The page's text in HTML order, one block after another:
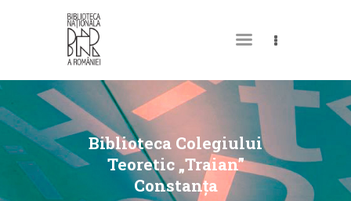
Biblioteca Colegiului
Teoretic „Traian”
Constanța
DESPRE NOI
PERMISUL MEU DE
BIBLIOTECĂ
CATALOAGE ȘI